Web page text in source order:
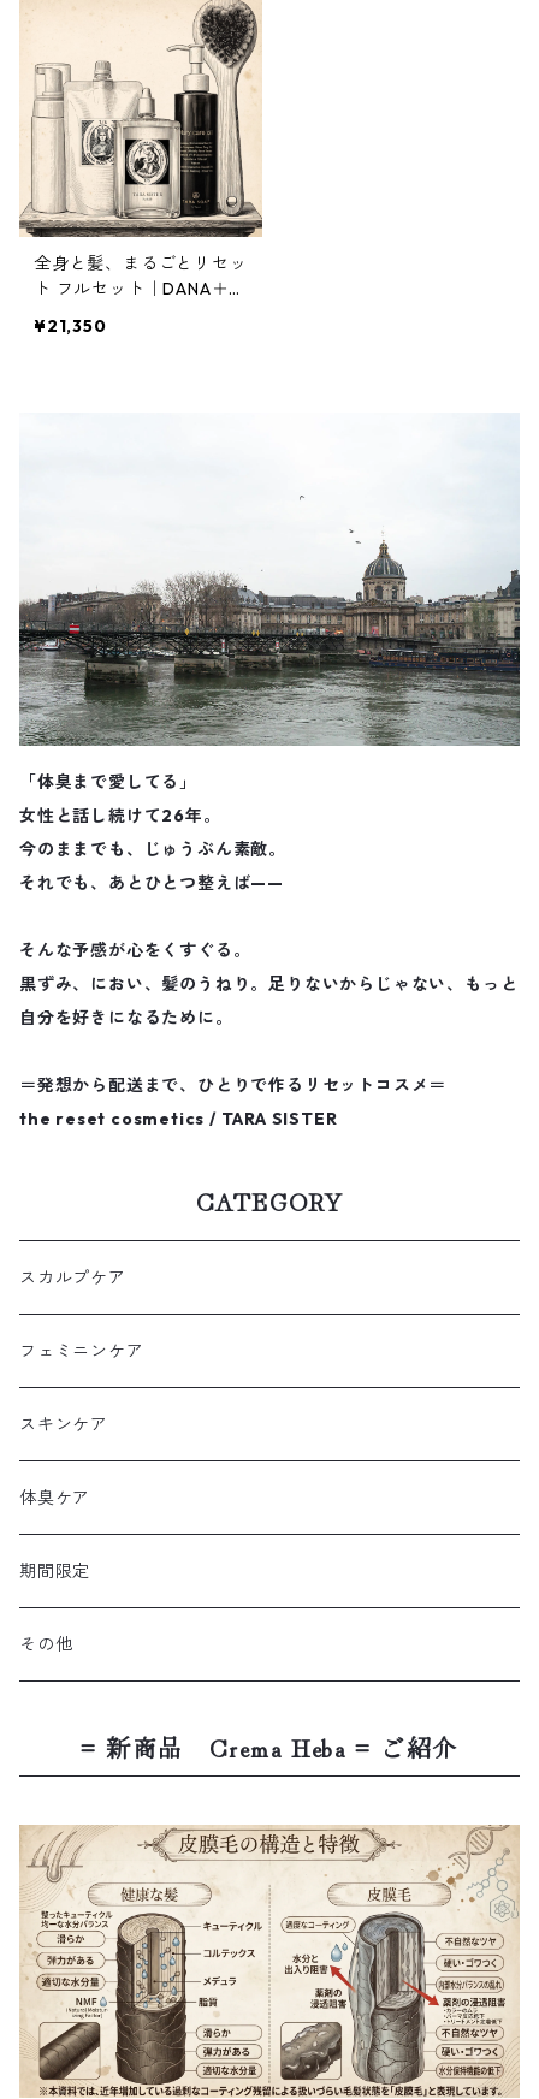
全身と髪、まるごとリセッ
ト フルセット｜DANA＋M
e＋ボディブラシ禊＋空ポ
¥21,350
「体臭まで愛してる」
女性と話し続けて26年。
今のままでも、じゅうぶん素敵。
それでも、あとひとつ整えば——
そんな予感が心をくすぐる。
黒ずみ、におい、髪のうねり。足りないからじゃない、もっと
自分を好きになるために。
＝発想から配送まで、ひとりで作るリセットコスメ＝
the reset cosmetics / TARA SISTER
CATEGORY
スカルプケア
フェミニンケア
スキンケア
体臭ケア
期間限定
その他
= 新商品 Crema Heba = ご紹介